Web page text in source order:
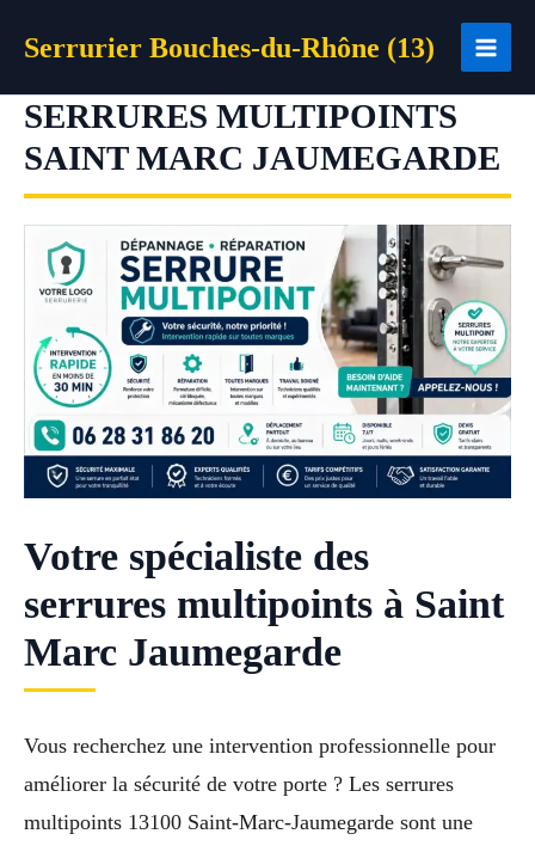
Serrurier Bouches-du-Rhône (13)
SERRURES MULTIPOINTS
SAINT MARC JAUMEGARDE
Votre spécialiste des
serrures multipoints à Saint
Marc Jaumegarde
Vous recherchez une intervention professionnelle pour
améliorer la sécurité de votre porte ? Les serrures
multipoints 13100 Saint-Marc-Jaumegarde sont une